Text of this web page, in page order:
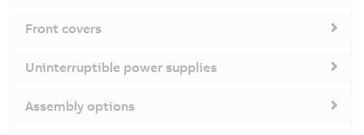
Front covers
Uninterruptible power supplies
Assembly options